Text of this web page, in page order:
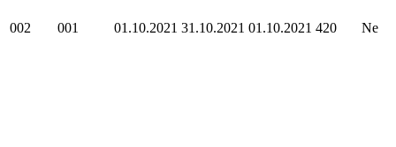
002 001 01.10.2021 31.10.2021 01.10.2021 420 Ne